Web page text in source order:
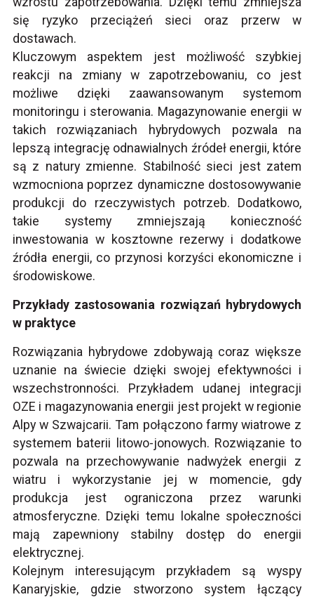
się ryzyko przeciążeń sieci oraz przerw w
dostawach.
Kluczowym aspektem jest możliwość szybkiej
reakcji na zmiany w zapotrzebowaniu, co jest
możliwe dzięki zaawansowanym systemom
monitoringu i sterowania. Magazynowanie energii w
takich rozwiązaniach hybrydowych pozwala na
lepszą integrację odnawialnych źródeł energii, które
są z natury zmienne. Stabilność sieci jest zatem
wzmocniona poprzez dynamiczne dostosowywanie
produkcji do rzeczywistych potrzeb. Dodatkowo,
takie systemy zmniejszają konieczność
inwestowania w kosztowne rezerwy i dodatkowe
źródła energii, co przynosi korzyści ekonomiczne i
środowiskowe.
Przykłady zastosowania rozwiązań hybrydowych
w praktyce
Rozwiązania hybrydowe zdobywają coraz większe
uznanie na świecie dzięki swojej efektywności i
wszechstronności. Przykładem udanej integracji
OZE i magazynowania energii jest projekt w regionie
Alpy w Szwajcarii. Tam połączono farmy wiatrowe z
systemem baterii litowo-jonowych. Rozwiązanie to
pozwala na przechowywanie nadwyżek energii z
wiatru i wykorzystanie jej w momencie, gdy
produkcja jest ograniczona przez warunki
atmosferyczne. Dzięki temu lokalne społeczności
mają zapewniony stabilny dostęp do energii
elektrycznej.
Kolejnym interesującym przykładem są wyspy
Kanaryjskie, gdzie stworzono system łączący